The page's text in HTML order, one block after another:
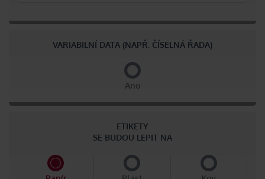
VARIABILNÍ DATA (NAPŘ. ČÍSELNÁ ŘADA)
Ano
ETIKETY
SE BUDOU LEPIT NA